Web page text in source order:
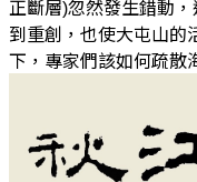
正斷層)忽然發生錯動
到重創，也使大屯山的
下，專家們該如何疏散